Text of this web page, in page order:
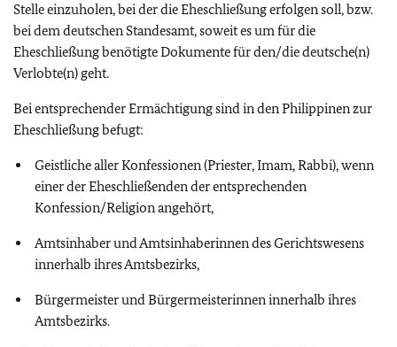
Stelle einzuholen, bei der die Eheschließung erfolgen soll, bzw.
bei dem deutschen Standesamt, soweit es um für die
Eheschließung benötigte Dokumente für den/die deutsche(n)
Verlobte(n) geht.
Bei entsprechender Ermächtigung sind in den Philippinen zur
Eheschließung befugt:
Geistliche aller Konfessionen (Priester, Imam, Rabbi), wenn
einer der Eheschließenden der entsprechenden
Konfession/Religion angehört,
Amtsinhaber und Amtsinhaberinnen des Gerichtswesens
innerhalb ihres Amtsbezirks,
Bürgermeister und Bürgermeisterinnen innerhalb ihres
Amtsbezirks.